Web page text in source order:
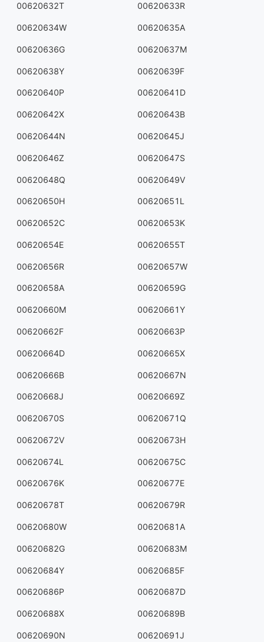
00620632T 00620633R
00620634W 00620635A
00620636G 00620637M
00620638Y 00620639F
00620640P 00620641D
00620642X 00620643B
00620644N 00620645J
00620646Z 00620647S
00620648Q 00620649V
00620650H 00620651L
00620652C 00620653K
00620654E 00620655T
00620656R 00620657W
00620658A 00620659G
00620660M 00620661Y
00620662F 00620663P
00620664D 00620665X
00620666B 00620667N
00620668J 00620669Z
00620670S 00620671Q
00620672V 00620673H
00620674L 00620675C
00620676K 00620677E
00620678T 00620679R
00620680W 00620681A
00620682G 00620683M
00620684Y 00620685F
00620686P 00620687D
00620688X 00620689B
00620690N 00620691J